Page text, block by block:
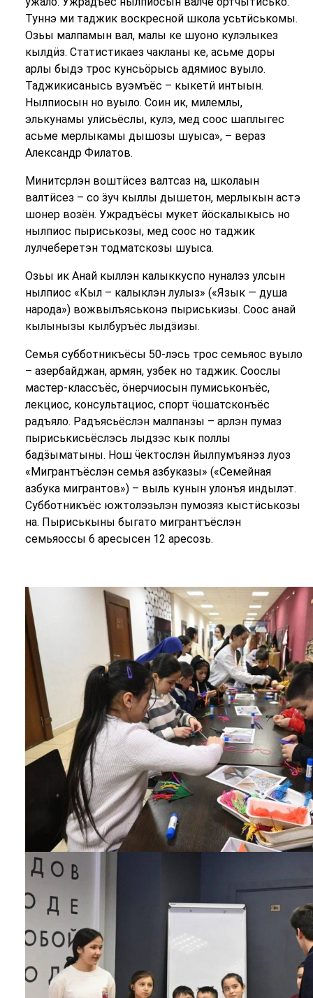
Туннэ ми таджик воскресной школа усьтӥськомы.
Озьы малпамын вал, малы ке шуоно кулэлыкез
кылдӥз. Статистикаез чакланы ке, асьме доры
арлы быдэ трос кунсьӧрысь адямиос вуыло.
Таджикисанысь вуэмъёс – кыкетӥ интыын.
Нылпиосын но вуыло. Соин ик, милемлы,
элькунамы улӥсьёслы, кулэ, мед соос шаплыгес
асьме мерлыкамы дышозы шуыса», – вераз
Александр Филатов.
Минитсрлэн воштӥсез валтсаз на, школаын
валтӥсез – со ӟуч кыллы дышетон, мерлыкын астэ
шонер возён. Ужрадъёсы мукет йӧскалыкысь но
нылпиос пыриськозы, мед соос но таджик
лулчеберетэн тодматскозы шуыса.
Озьы ик Анай кыллэн калыккуспо нуналэз улсын
нылпиос «Кыл – калыклэн лулыз» («Язык — душа
народа») вожвылъяськонэ пыриськизы. Соос анай
кылынызы кылбуръёс лыдӟизы.
Семья субботникъёсы 50-лэсь трос семьяос вуыло
– азербайджан, армян, узбек но таджик. Соослы
мастер-классъёс, ӧнерчиосын пумиськонъёс,
лекциос, консультациос, спорт ӵошатсконъёс
радъяло. Радъясьёслэн малпанзы – арлэн пумаз
пыриськисьёслэсь лыдзэс кык поллы
бадӟыматыны. Нош ӵектослэн йылпумъянэз луоз
«Мигрантъёслэн семья азбуказы» («Семейная
азбука мигрантов») – выль кунын улонъя индылэт.
Субботникъёс южтолэзьлэн пумозяз кыстӥськозы
на. Пыриськыны быгато мигрантъёслэн
семьяоссы 6 аресысен 12 аресозь.